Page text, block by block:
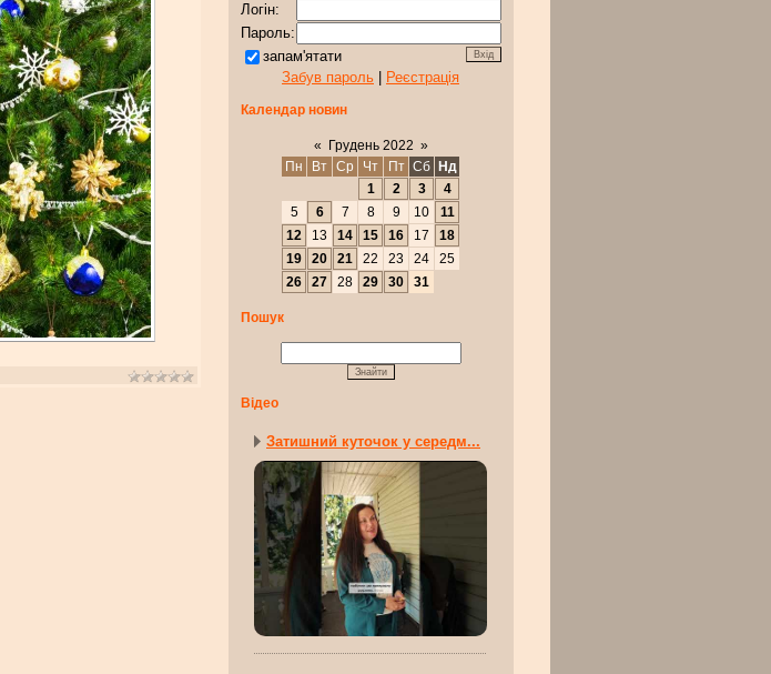
Логін:
Пароль:
запам'ятати
Забув пароль
Реєстрація
Календар новин
« Грудень 2022 »
Пн
Вт Ср Чт Пт Сб
Нд
1
2 3
4
5
6 7 8 9 10
11
12
13 14 15 16 17
18
19
20 21 22 23 24
25
26
27 28 29 30 31
Пошук
Відео
Затишний куточок у середм...